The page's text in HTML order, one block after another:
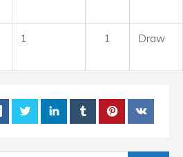
1 1 Draw